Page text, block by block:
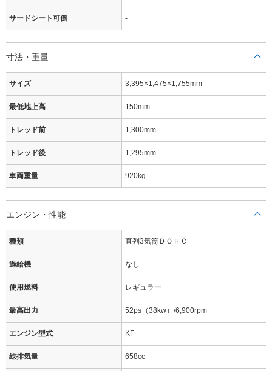
サードシート可倒 -
寸法・重量
サイズ 3,395×1,475×1,755mm
最低地上高 150mm
トレッド前 1,300mm
トレッド後 1,295mm
車両重量 920kg
エンジン・性能
種類 直列3気筒ＤＯＨＣ
過給機 なし
使用燃料 レギュラー
最高出力 52ps（38kw）/6,900rpm
エンジン型式 KF
総排気量 658cc